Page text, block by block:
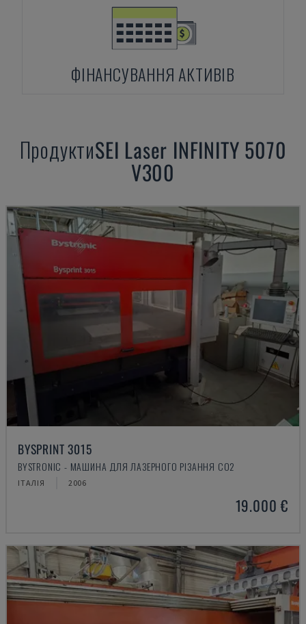
ФІНАНСУВАННЯ АКТИВІВ
ПродуктиSEI Laser INFINITY 5070
V300
BYSPRINT 3015
BYSTRONIC - МАШИНА ДЛЯ ЛАЗЕРНОГО РІЗАННЯ CO2
ІТАЛІЯ 2006
19.000 €